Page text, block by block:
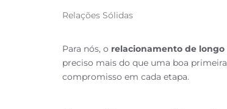
Relações Sólidas
Para nós, o relacionamento de longo
preciso mais do que uma boa
compromisso em cada etapa.